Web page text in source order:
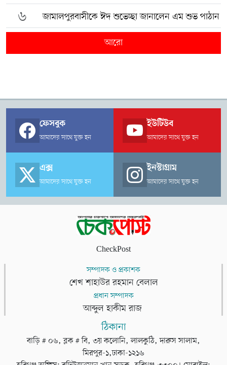
৬ জামালপুরবাসীকে ঈদ শুভেচ্ছা জানালেন এম শুভ পাঠান
আরো
ফেসবুক
আমাদের সাথে যুক্ত হন
ইউটিউব
আমাদের সাথে যুক্ত হন
এক্স
আমাদের সাথে যুক্ত হন
ইনস্টাগ্রাম
আমাদের সাথে যুক্ত হন
CheckPost
সম্পাদক ও প্রকাশক
শেখ শাহাউর রহমান বেলাল
প্রধান সম্পাদক
আব্দুল হাকীম রাজ
ঠিকানা
বাড়ি # ০৬, ব্লক # বি, ৩য় কলোনি, লালকুঠি, দারুস সালাম,
মিরপুর-১,ঢাকা-১২১৬